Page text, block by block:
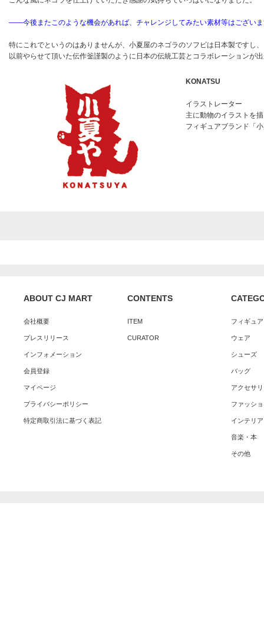
――今後またこのような機会があれば、チャレンジしてみたい素材等はござい
特にこれでというのはありませんが、小夏屋のネゴラのソフビは日本製ですし、
以前やらせて頂いた伝作釡謹製のように日本の伝統工芸とコラボレーションが
KONATSU
イラストレーター
主に動物のイラストを
フィギュアブランド「
ABOUT CJ MART
会社概要
プレスリリース
インフォメーション
会員登録
マイページ
プライバシーポリシー
特定商取引法に基づく表記
CONTENTS
ITEM
CURATOR
フィギュ
ウェア
シューズ
バッグ
アクセサ
ファッシ
インテリア
音楽・本
その他